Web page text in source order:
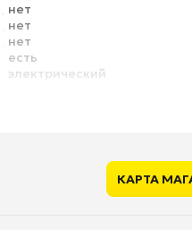
нет
нет
нет
есть
электрический
КАРТА